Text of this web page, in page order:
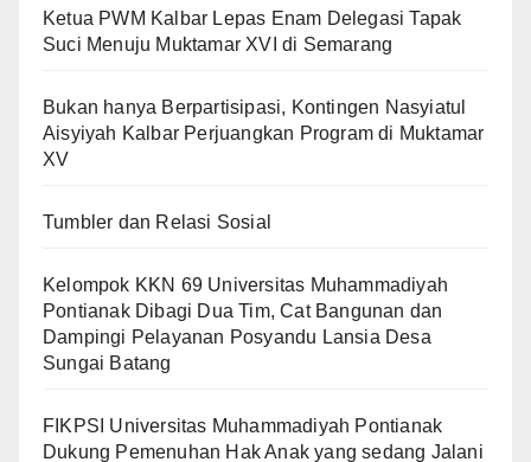
Ketua PWM Kalbar Lepas Enam Delegasi Tapak
Suci Menuju Muktamar XVI di Semarang
Bukan hanya Berpartisipasi, Kontingen Nasyiatul
Aisyiyah Kalbar Perjuangkan Program di Muktamar
XV
Tumbler dan Relasi Sosial
Kelompok KKN 69 Universitas Muhammadiyah
Pontianak Dibagi Dua Tim, Cat Bangunan dan
Dampingi Pelayanan Posyandu Lansia Desa
Sungai Batang
FIKPSI Universitas Muhammadiyah Pontianak
Dukung Pemenuhan Hak Anak yang sedang Jalani